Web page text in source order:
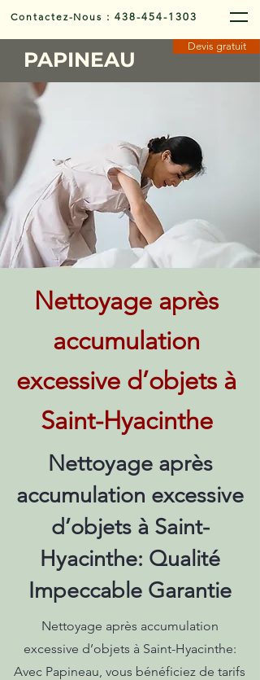
Contactez-Nous :438-454-1303
PAPINEAU
Devis gratuit
Nettoyage après
accumulation
excessive d’objets à
Saint-Hyacinthe
Nettoyage après
accumulation excessive
d’objets à Saint-
Hyacinthe: Qualité
Impeccable Garantie
Nettoyage après accumulation
excessive d’objets à Saint-Hyacinthe:
Avec Papineau, vous bénéficiez de tarifs